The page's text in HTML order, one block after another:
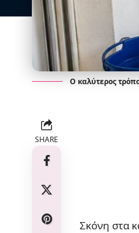
Ο καλύτερος
SHARE
Σκόνη στα